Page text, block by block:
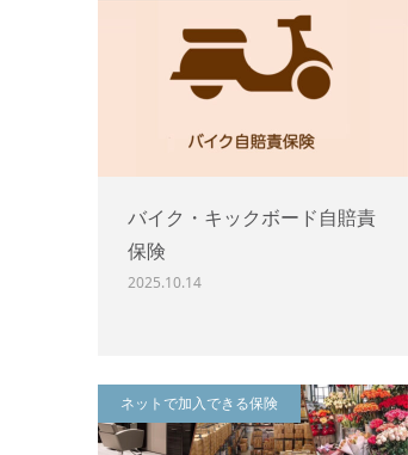
バイク・キックボード自賠責
保険
2025.10.14
ネットで加入できる保険